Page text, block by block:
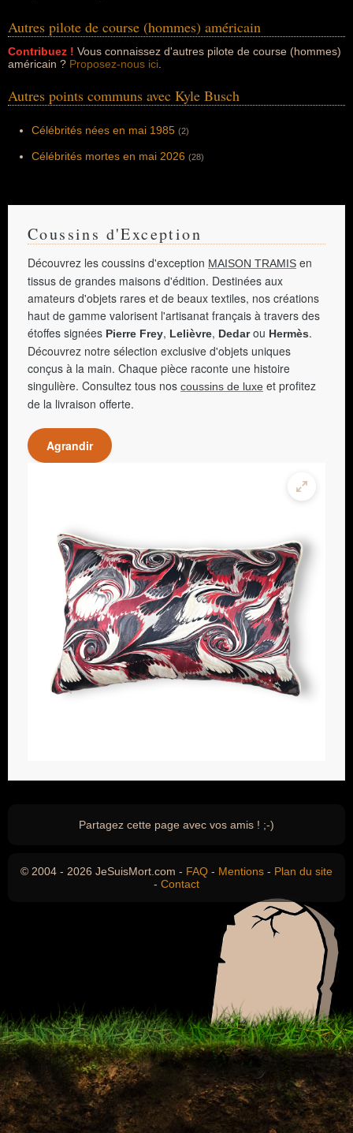
Autres pilote de course (hommes) américain
Contribuez ! Vous connaissez d'autres pilote de course (hommes)
américain ? Proposez-nous ici
Autres points communs avec Kyle Busch
Célébrités nées en mai 1985 (2)
Célébrités mortes en mai 2026 (28)
Coussins d'Exception
Découvrez les coussins d'exception MAISON TRAMIS en
tissus de grandes maisons d'édition. Destinées aux
amateurs d'objets rares et de beaux textiles, nos créations
haut de gamme valorisent l'artisanat français à travers des
étoffes signées Pierre Frey, Lelièvre, Dedarou Hermès.
Découvrez notre sélection exclusive d'objets uniques
conçus à la main. Chaque pièce raconte une histoire
singulière. Consultez tous nos coussins de luxe et profitez
de la livraison offerte.
Agrandir
Partagez cette page avec vos amis ! ;-)
© 2004 - 2026 JeSuisMort.com - FAQ - Mentions - Plan du site
- Contact